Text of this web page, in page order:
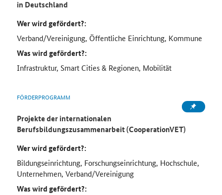
in Deutschland
Wer wird gefördert?:
Verband/Vereinigung, Öffentliche Einrichtung, Kommune
Was wird gefördert?:
Infrastruktur, Smart Cities & Regionen, Mobilität
FÖRDERPROGRAMM
Projekte der internationalen
Berufsbildungszusammenarbeit (CooperationVET)
Wer wird gefördert?:
Bildungseinrichtung, Forschungseinrichtung, Hochschule,
Unternehmen, Verband/Vereinigung
Was wird gefördert?: